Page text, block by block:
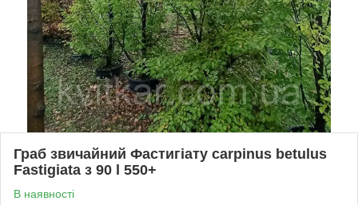
Граб звичайний Фастигіату carpinus betulus
Fastigiata з 90 l 550+
В наявності